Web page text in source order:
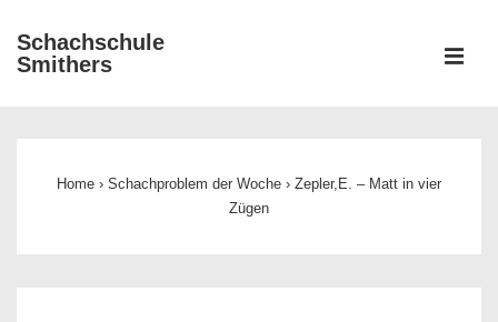
Zum
Inhalt
Schachschule
Smithers
Home › Schachproblem der Woche › Zepler,E. – Matt in vier
Zügen